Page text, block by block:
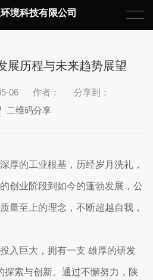
境科技有限公司
展历程与未来趋势展望
06 作者：
分享到：
二维码分享
厚的工业根基，历经岁月洗礼，
创业阶段到如今的蓬勃发展，公
量至上的理念，不断超越自我，
入巨大，拥有一支 雄厚的研发
探索与创新。通过不懈努力，陕